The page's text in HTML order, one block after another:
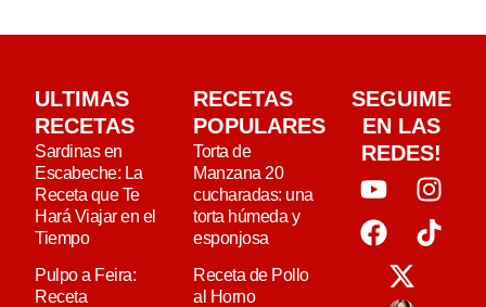
ULTIMAS
RECETAS
Sardinas en
Escabeche: La
Receta que Te
Hará Viajar en el
Tiempo
Pulpo a Feira:
Receta
RECETAS
POPULARES
Torta de
Manzana 20
cucharadas: una
torta húmeda y
esponjosa
Receta de Pollo
al Horno
SEGUIME
EN LAS
REDES!